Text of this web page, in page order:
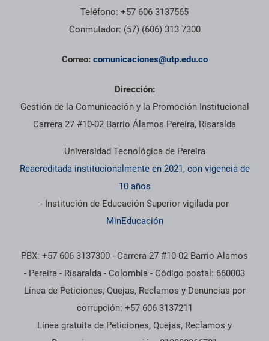
Teléfono: +57 606 3137565
Conmutador: (57) (606) 313 7300
Correo: comunicaciones@utp.edu.co
Dirección:
Gestión de la Comunicación y la Promoción Institucional
Carrera 27 #10-02 Barrio Álamos Pereira, Risaralda
Universidad Tecnológica de Pereira
Reacreditada institucionalmente en 2021, con vigencia de
10 años
- Institución de Educación Superior vigilada por
MinEducación
PBX: +57 606 3137300 - Carrera 27 #10-02 Barrio Alamos
- Pereira - Risaralda - Colombia - Código postal: 660003
Línea de Peticiones, Quejas, Reclamos y Denuncias por
corrupción: +57 606 3137211
Línea gratuita de Peticiones, Quejas, Reclamos y